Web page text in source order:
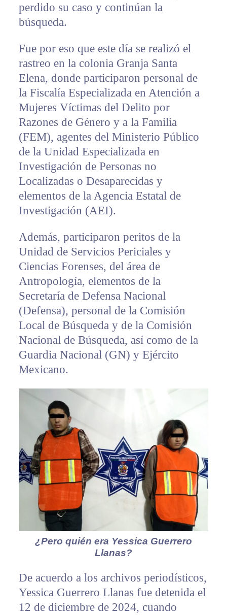
perdido su caso y continúan la
búsqueda.
Fue por eso que este día se realizó el
rastreo en la colonia Granja Santa
Elena, donde participaron personal de
la Fiscalía Especializada en Atención a
Mujeres Víctimas del Delito por
Razones de Género y a la Familia
(FEM), agentes del Ministerio Público
de la Unidad Especializada en
Investigación de Personas no
Localizadas o Desaparecidas y
elementos de la Agencia Estatal de
Investigación (AEI).
Además, participaron peritos de la
Unidad de Servicios Periciales y
Ciencias Forenses, del área de
Antropología, elementos de la
Secretaría de Defensa Nacional
(Defensa), personal de la Comisión
Local de Búsqueda y de la Comisión
Nacional de Búsqueda, así como de la
Guardia Nacional (GN) y Ejército
Mexicano.
¿Pero quién era Yessica Guerrero
Llanas?
De acuerdo a los archivos periodísticos,
Yessica Guerrero Llanas fue detenida el
12 de diciembre de 2024, cuando